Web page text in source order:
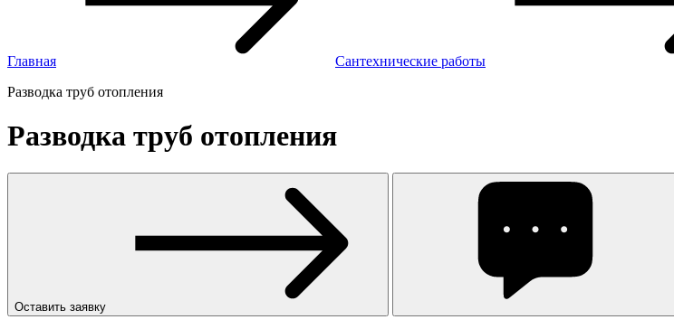
Главная
Сантехнические работы
Разводка труб отопления
Разводка труб отопления
Оставить заявку